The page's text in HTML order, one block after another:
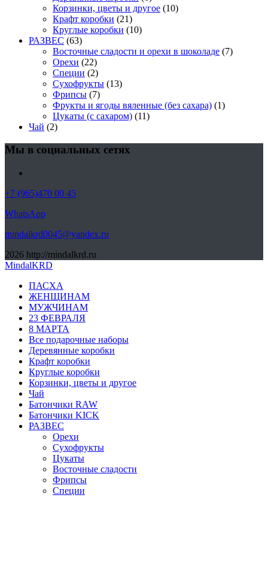
Корзинки, цветы и другое (10)
Крафт коробки (21)
Круглые коробки (10)
РАЗВЕС (63)
Восточные сладости и орехи в шоколаде (7)
Орехи (22)
Специи (2)
Сухофрукты (13)
Фрипсы (7)
Фрукты и ягоды вяленные (без сахара) (1)
Цукаты (с сахаром) (11)
Чай (2)
Мы в социальных сетях
+7 (965)470 00 45
WhatsApp
mindalkrd0045@yandex.ru
2026 http://mindalkrd.ru
MindalKRD
ПАСХА
ЖЕНЩИНАМ
МУЖЧИНАМ
23 ФЕВРАЛЯ
8 МАРТА
Все подарочные наборы
Деревянные коробки
Крафт коробки
Круглые коробки
Корзинки, цветы и другое
Чай
Батончики RAW
Батончики KICK
РАЗВЕС
Орехи
Сухофрукты
Цукаты
Восточные сладости
Фрипсы
Специи